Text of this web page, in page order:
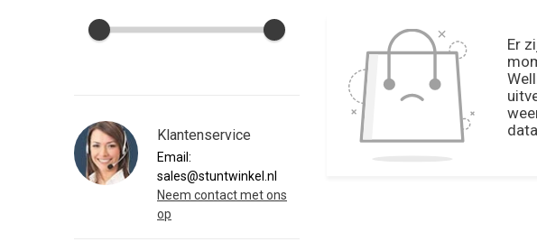
Er
Klantenservice
Email:
sales@stuntwinkel.nl
Neem contact met ons
op